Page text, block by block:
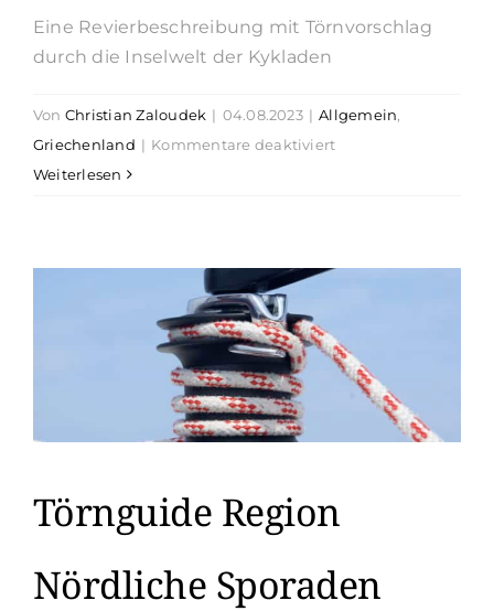
Eine Revierbeschreibung mit Törnvorschlag
durch die Inselwelt der Kykladen
Von Christian Zaloudek | 04.08.2023 | Allgemein,
Griechenland | Kommentare deaktiviertfür
Weiterlesen
Törnguide Region
Nördliche Sporaden